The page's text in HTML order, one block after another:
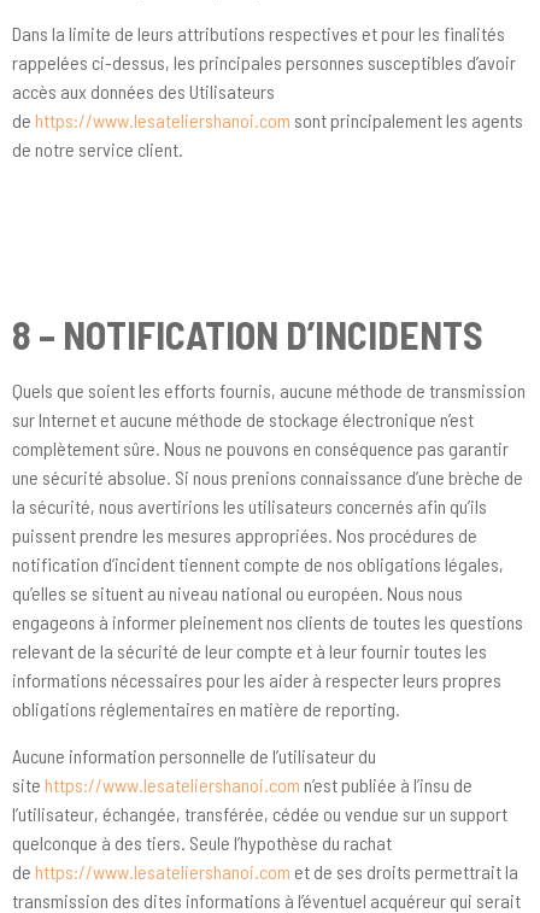
Dans la limite de leurs attributions respectives et pour les finalités
rappelées ci-dessus, les principales personnes susceptibles d’avoir
accès aux données des Utilisateurs
de https://www.lesateliershanoi.com sont principalement les agents
de notre service client.
8 – NOTIFICATION D’INCIDENTS
Quels que soient les efforts fournis, aucune méthode de transmission
sur Internet et aucune méthode de stockage électronique n’est
complètement sûre. Nous ne pouvons en conséquence pas garantir
une sécurité absolue. Si nous prenions connaissance d’une brèche de
la sécurité, nous avertirions les utilisateurs concernés afin qu’ils
puissent prendre les mesures appropriées. Nos procédures de
notification d’incident tiennent compte de nos obligations légales,
qu’elles se situent au niveau national ou européen. Nous nous
engageons à informer pleinement nos clients de toutes les questions
relevant de la sécurité de leur compte et à leur fournir toutes les
informations nécessaires pour les aider à respecter leurs propres
obligations réglementaires en matière de reporting.
Aucune information personnelle de l’utilisateur du
site https://www.lesateliershanoi.com n’est publiée à l’insu de
l’utilisateur, échangée, transférée, cédée ou vendue sur un support
quelconque à des tiers. Seule l’hypothèse du rachat
de https://www.lesateliershanoi.com et de ses droits permettrait la
transmission des dites informations à l’éventuel acquéreur qui serait